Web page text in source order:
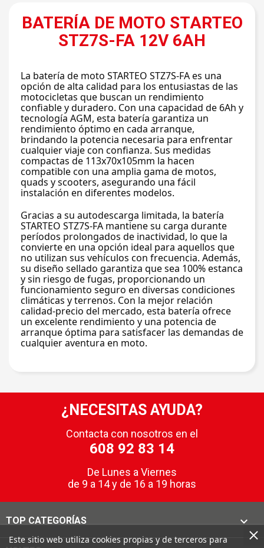
BATERÍA DE MOTO STARTEO
STZ7S-FA 12V 6AH
La batería de moto STARTEO STZ7S-FA es una
opción de alta calidad para los entusiastas de las
motocicletas que buscan un rendimiento
confiable y duradero. Con una capacidad de 6Ah y
tecnología AGM, esta batería garantiza un
rendimiento óptimo en cada arranque,
brindando la potencia necesaria para enfrentar
cualquier viaje con confianza. Sus medidas
compactas de 113x70x105mm la hacen
compatible con una amplia gama de motos,
quads y scooters, asegurando una fácil
instalación en diferentes modelos.
Gracias a su autodescarga limitada, la batería
STARTEO STZ7S-FA mantiene su carga durante
períodos prolongados de inactividad, lo que la
convierte en una opción ideal para aquellos que
no utilizan sus vehículos con frecuencia. Además,
su diseño sellado garantiza que sea 100% estanca
y sin riesgo de fugas, proporcionando un
funcionamiento seguro en diversas condiciones
climáticas y terrenos. Con la mejor relación
calidad-precio del mercado, esta batería ofrece
un excelente rendimiento y una potencia de
arranque óptima para satisfacer las demandas de
cualquier aventura en moto.
¿NECESITAS AYUDA?
Contacta con nosotros en el
608 92 83 14
De Lunes a Viernes
de 9 a 14 y de 16 a 19 horas
TOP CATEGORÍAS 
Este sitio web utiliza cookies propias y de terceros para